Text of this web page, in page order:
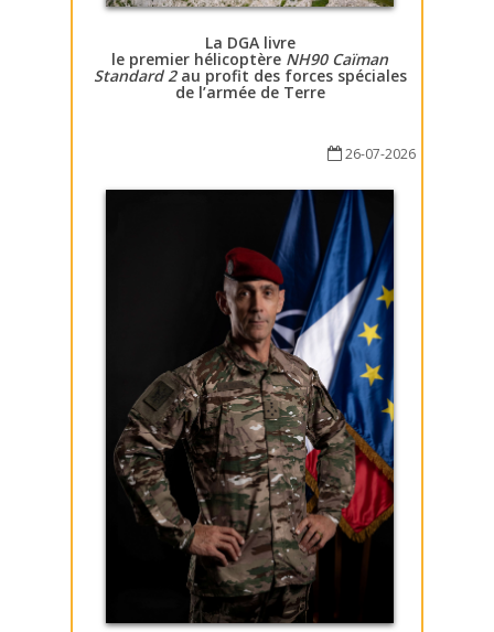
La DGA livre
le premier hélicoptère NH90 Caïman
Standard 2au profit des forces spéciales
de l’armée de Terre
26-07-2026